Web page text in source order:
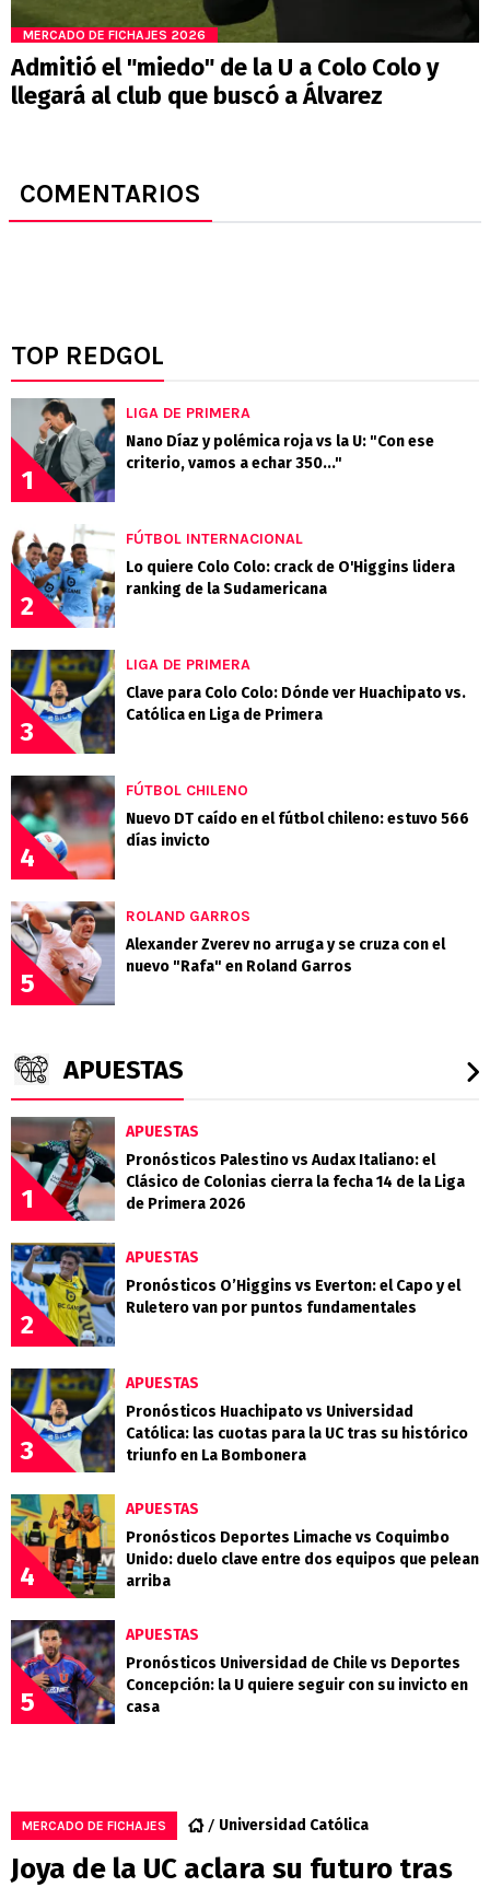
MERCADO DE FICHAJES 2026
Admitió el "miedo" de la U a Colo Colo y
llegará al club que buscó a Álvarez
COMENTARIOS
TOP REDGOL
1
LIGA DE PRIMERA
Nano Díaz y polémica roja vs la U: "Con ese
criterio, vamos a echar 350..."
2
FÚTBOL INTERNACIONAL
Lo quiere Colo Colo: crack de O'Higgins lidera
ranking de la Sudamericana
3
LIGA DE PRIMERA
Clave para Colo Colo: Dónde ver Huachipato vs.
Católica en Liga de Primera
4
FÚTBOL CHILENO
Nuevo DT caído en el fútbol chileno: estuvo 566
días invicto
5
ROLAND GARROS
Alexander Zverev no arruga y se cruza con el
nuevo "Rafa" en Roland Garros
APUESTAS
1
APUESTAS
Pronósticos Palestino vs Audax Italiano: el
Clásico de Colonias cierra la fecha 14 de la Liga
de Primera 2026
2
APUESTAS
Pronósticos O’Higgins vs Everton: el Capo y el
Ruletero van por puntos fundamentales
3
APUESTAS
Pronósticos Huachipato vs Universidad
Católica: las cuotas para la UC tras su histórico
triunfo en La Bombonera
4
APUESTAS
Pronósticos Deportes Limache vs Coquimbo
Unido: duelo clave entre dos equipos que pelean
arriba
5
APUESTAS
Pronósticos Universidad de Chile vs Deportes
Concepción: la U quiere seguir con su invicto en
casa
MERCADO DE FICHAJES Universidad Católica
Joya de la UC aclara su futuro tras